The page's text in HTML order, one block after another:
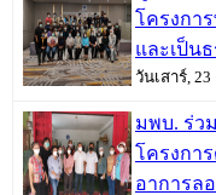
โครงกา
และเป็น
วันเสาร์,
มพบ. ร่ว
โครงกา
อาการล